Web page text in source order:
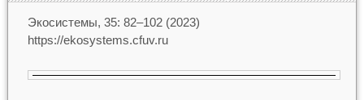
Экосистемы, 35: 82–102 (2023)
https://ekosystems.cfuv.ru